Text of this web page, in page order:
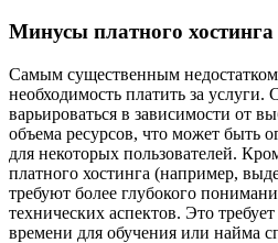
Минусы платного хостинга
Самым существенным
необходимость платить за услуги.
варьироваться в зависимости от
объема ресурсов, что может быть
для некоторых пользователей.
платного хостинга (например,
требуют более глубокого
технических аспектов. Это
времени для обучения или найма